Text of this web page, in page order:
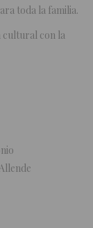
toda la familia.
cultural con la